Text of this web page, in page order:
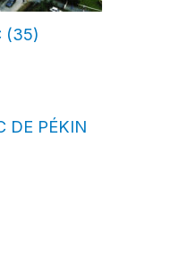
(35)
DE PÉKIN